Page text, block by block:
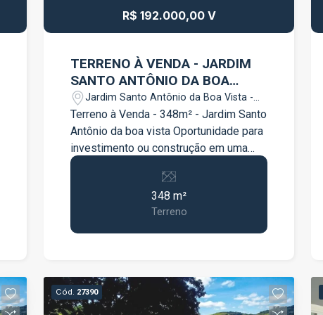
R$ 192.000,00 V
TERRENO À VENDA - JARDIM
SANTO ANTÔNIO DA BOA
VISTA
Jardim Santo Antônio da Boa Vista -
Jacareí/SP
Terreno à Venda - 348m² - Jardim Santo
Antônio da boa vista Oportunidade para
investimento ou construção em uma
das melhores localização de Jacareí.
Terreno ao Lado da Rodovia Carvalho
Pinto com fácil acesso para São Jose
Dos campos e São Paulo. Com fácil
acesso para Rodovia Dutra, próximo de
minutos do centro de Jacareí e à 20
minutos do Vale Sul Shopping.
348 m²
Terreno
Cód. 27390